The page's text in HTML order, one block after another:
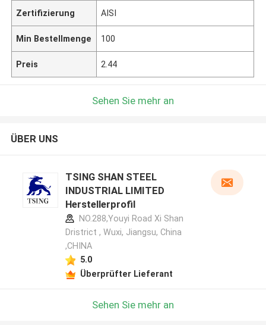
Zertifizierung AISI
Min Bestellmenge 100
Preis 2.44
Sehen Sie mehr an
ÜBER UNS
TSING SHAN STEEL
INDUSTRIAL LIMITED
Herstellerprofil
NO.288,Youyi Road Xi Shan
Dristrict , Wuxi, Jiangsu, China
,CHINA
5.0
Überprüfter Lieferant
Sehen Sie mehr an